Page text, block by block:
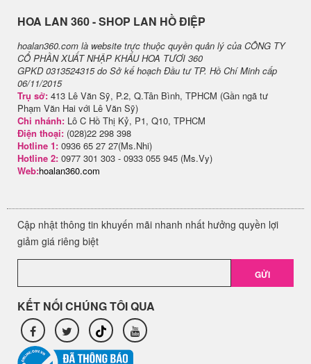
H​OA LAN 360 - SHOP LAN HỒ ĐIỆP
hoalan360.com là website trực thuộc quyền quản lý của CÔNG TY
CỔ PHẦN XUẤT NHẬP KHẨU HOA TƯƠI 360
GPKD 0313524315 do Sở kế hoạch Đầu tư TP. Hồ Chí Minh cấp
06/11/2015
Trụ sở: 413 Lê Văn Sỹ, P.2, Q.Tân Bình, TPHCM (Gần ngã tư
Phạm Văn Hai với Lê Văn Sỹ)
Chi nhánh: Lô C Hồ Thị Kỷ, P1, Q10, TPHCM
Điện thoại: (028)22 298 398
Hotline 1: 0936 65 27 27(Ms.Nhi)
Hotline 2: 0977 301 303 - 0933 055 945 (Ms.Vy)
Web:hoalan360.com
Cập nhật thông tin khuyến mãi nhanh nhất hưởng quyền lợi
giảm giá riêng biệt
GỬI
KẾT NỐI CHÚNG TÔI QUA